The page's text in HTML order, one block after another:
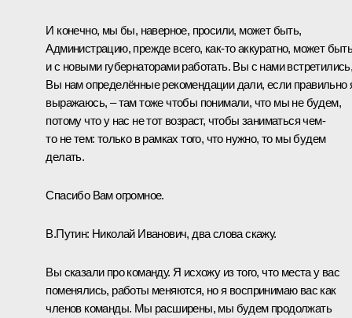
И конечно, мы бы, наверное, просили, может быть,
Администрацию, прежде всего, как-то аккуратно, может
и с новыми губернаторами работать. Вы с нами
Вы нам определённые рекомендации дали, если правильно
выражаюсь, – там тоже чтобы понимали, что мы не будем,
потому что у нас не тот возраст, чтобы заниматься чем-
то не тем: только в рамках того, что нужно, то мы будем
делать.
Спасибо Вам огромное.
В.Путин: Николай Иванович, два слова скажу.
Вы сказали про команду. Я исхожу из того, что места у вас
поменялись, работы меняются, но я воспринимаю вас как
членов команды. Мы расширены, мы будем продолжать